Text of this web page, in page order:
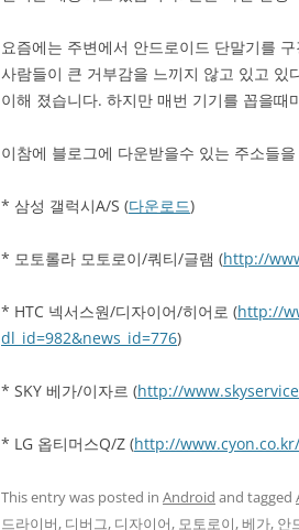
요즘에는 주변에서 안드로이드 단말기를
사람들이 큰 거부감을 느끼지 않고 있고 있
이해 졌습니다. 하지만 매번 기기를 꼽을
이참에 블로그에 다운받을수 있는 주소들
* 삼성 갤럭시A/S (다운로드)
* 모토롤라 모토로이/쿼티/글램 (http://
* HTC 넥서스원/디자이어/히어로 (http://
dl_id=982&news_id=776)
* SKY 베가/이자르 (http://
* LG 옵티머스Q/Z (http://
This entry was posted in Android and tagged
드라이버, 디버그, 디자이어, 모토로이,베가, 안